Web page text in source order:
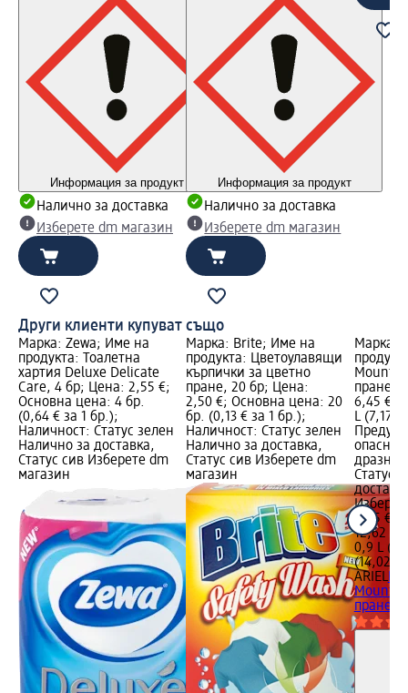
Информация за продукт
Налично за доставка
Изберете dm магазин
Информация за продукт
Налично за доставка
Изберете dm магазин
Други клиенти купуват също
Марка: Zewa; Име на
продукта: Тоалетна
хартия Deluxe Delicate
Care, 4 бр; Цена: 2,55 €;
Основна цена: 4 бр.
(0,64 € за 1 бр.);
Наличност: Статус зелен
Налично за доставка,
Статус сив Изберете dm
магазин
Марка: Brite; Име на
продукта: Цветоулавящи
кърпички за цветно
пране, 20 бр; Цена:
2,50 €; Основна цена: 20
бр. (0,13 € за 1 бр.);
Наличност: Статус зелен
Налично за доставка,
Статус сив Изберете dm
магазин
Марка:
6,45 €;
L (7,17 €
Статус
6,45 €
12,62 лв.
0,9 L
(14,02
ARIEL